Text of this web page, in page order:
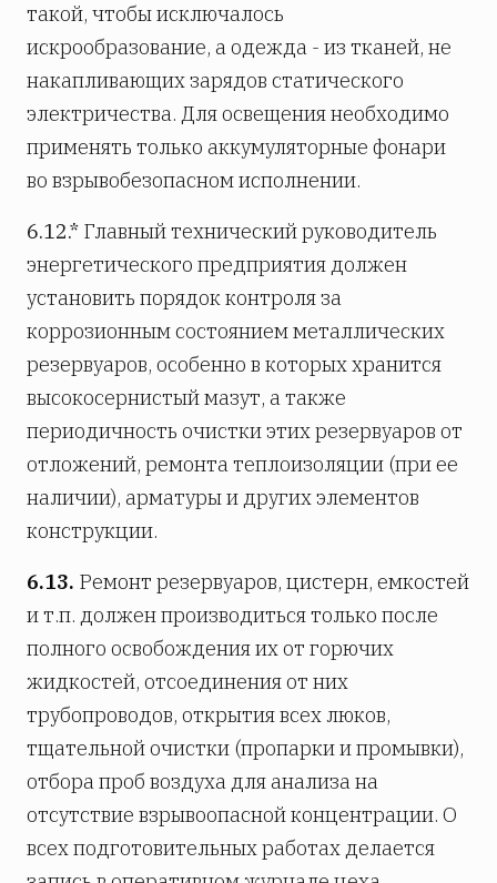
такой, чтобы исключалось
искрообразование, а одежда - из тканей, не
накапливающих зарядов статического
электричества. Для освещения необходимо
применять только аккумуляторные фонари
во взрывобезопасном исполнении.
6.12.* Главный технический руководитель
энергетического предприятия должен
установить порядок контроля за
коррозионным состоянием металлических
резервуаров, особенно в которых хранится
высокосернистый мазут, а также
периодичность очистки этих резервуаров от
отложений, ремонта теплоизоляции (при ее
наличии), арматуры и других элементов
конструкции.
6.13. Ремонт резервуаров, цистерн, емкостей
и т.п. должен производиться только после
полного освобождения их от горючих
жидкостей, отсоединения от них
трубопроводов, открытия всех люков,
тщательной очистки (пропарки и промывки),
отбора проб воздуха для анализа на
отсутствие взрывоопасной концентрации. О
всех подготовительных работах делается